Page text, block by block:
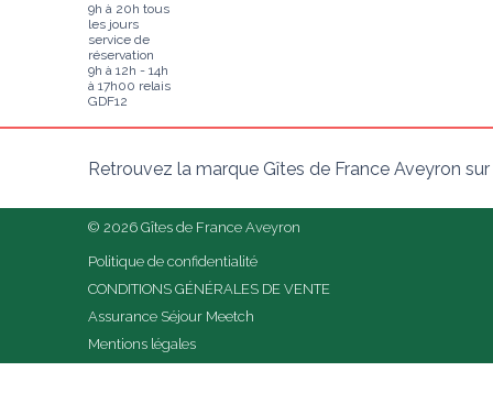
9h à 20h tous
les jours
service de
réservation
9h à 12h - 14h
à 17h00 relais
GDF12
Retrouvez la marque Gîtes de France Aveyron
© 2026 Gîtes de France Aveyron
Politique de confidentialité
CONDITIONS GÉNÉRALES DE VENTE
Assurance Séjour Meetch
Mentions légales